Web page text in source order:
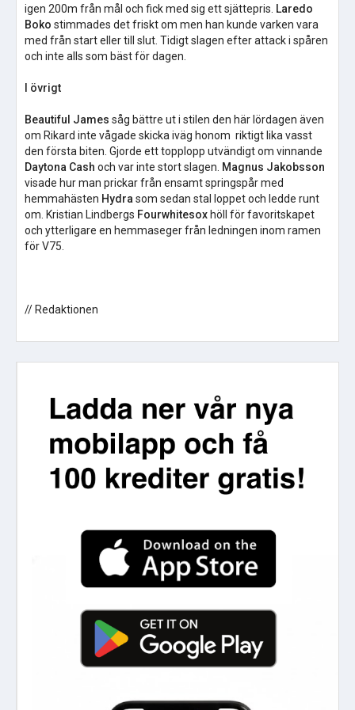
igen 200m från mål och fick med sig ett sjättepris. Laredo
Boko stimmades det friskt om men han kunde varken vara
med från start eller till slut. Tidigt slagen efter attack i spåren
och inte alls som bäst för dagen.
I övrigt
Beautiful James såg bättre ut i stilen den här lördagen även
om Rikard inte vågade skicka iväg honom riktigt lika vasst
den första biten. Gjorde ett topplopp utvändigt om vinnande
Daytona Cash och var inte stort slagen. Magnus Jakobsson
visade hur man prickar från ensamt springspår med
hemmahästen Hydra som sedan stal loppet och ledde runt
om. Kristian Lindbergs Fourwhitesox höll för favoritskapet
och ytterligare en hemmaseger från ledningen inom ramen
för V75.
// Redaktionen